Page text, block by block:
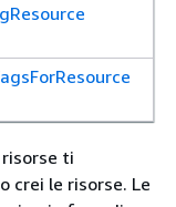
ti
crei le risorse. Le